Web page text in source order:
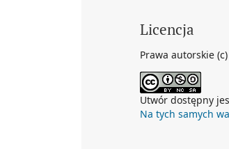
Licencja
Prawa autorskie
Utwór dostępny
Na tych samych